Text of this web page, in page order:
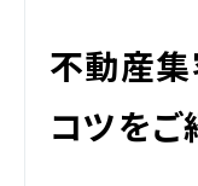
不動産
コツをご